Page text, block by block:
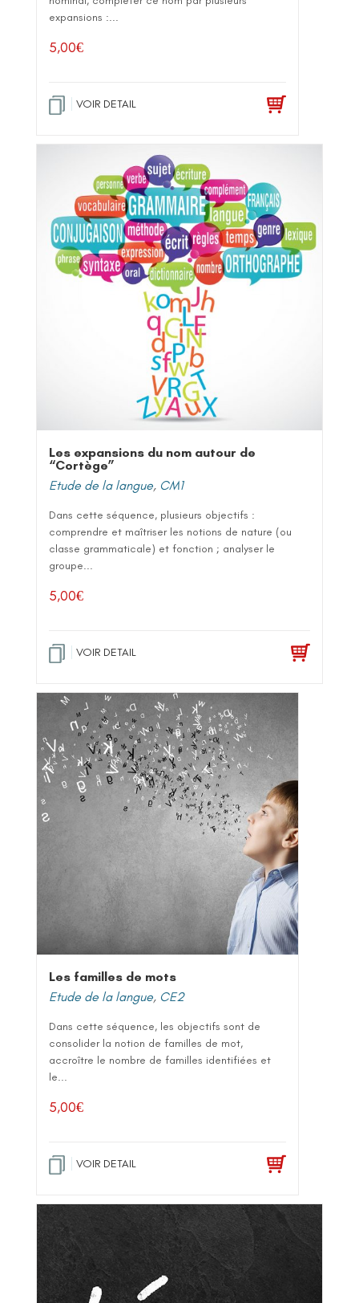
expansions :...
5,00€
VOIR DETAIL
Les expansions du nom autour de
“Cortège”
Etude de la langue, CM1
Dans cette séquence, plusieurs objectifs :
comprendre et maîtriser les notions de nature (ou
classe grammaticale) et fonction ; analyser le
groupe...
5,00€
VOIR DETAIL
Les familles de mots
Etude de la langue, CE2
Dans cette séquence, les objectifs sont de
consolider la notion de familles de mot,
accroître le nombre de familles identifiées et
le...
5,00€
VOIR DETAIL